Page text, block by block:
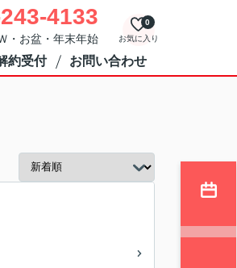
4133
・お盆・年末年始 お気に入り
0
約受付 お問い合わせ